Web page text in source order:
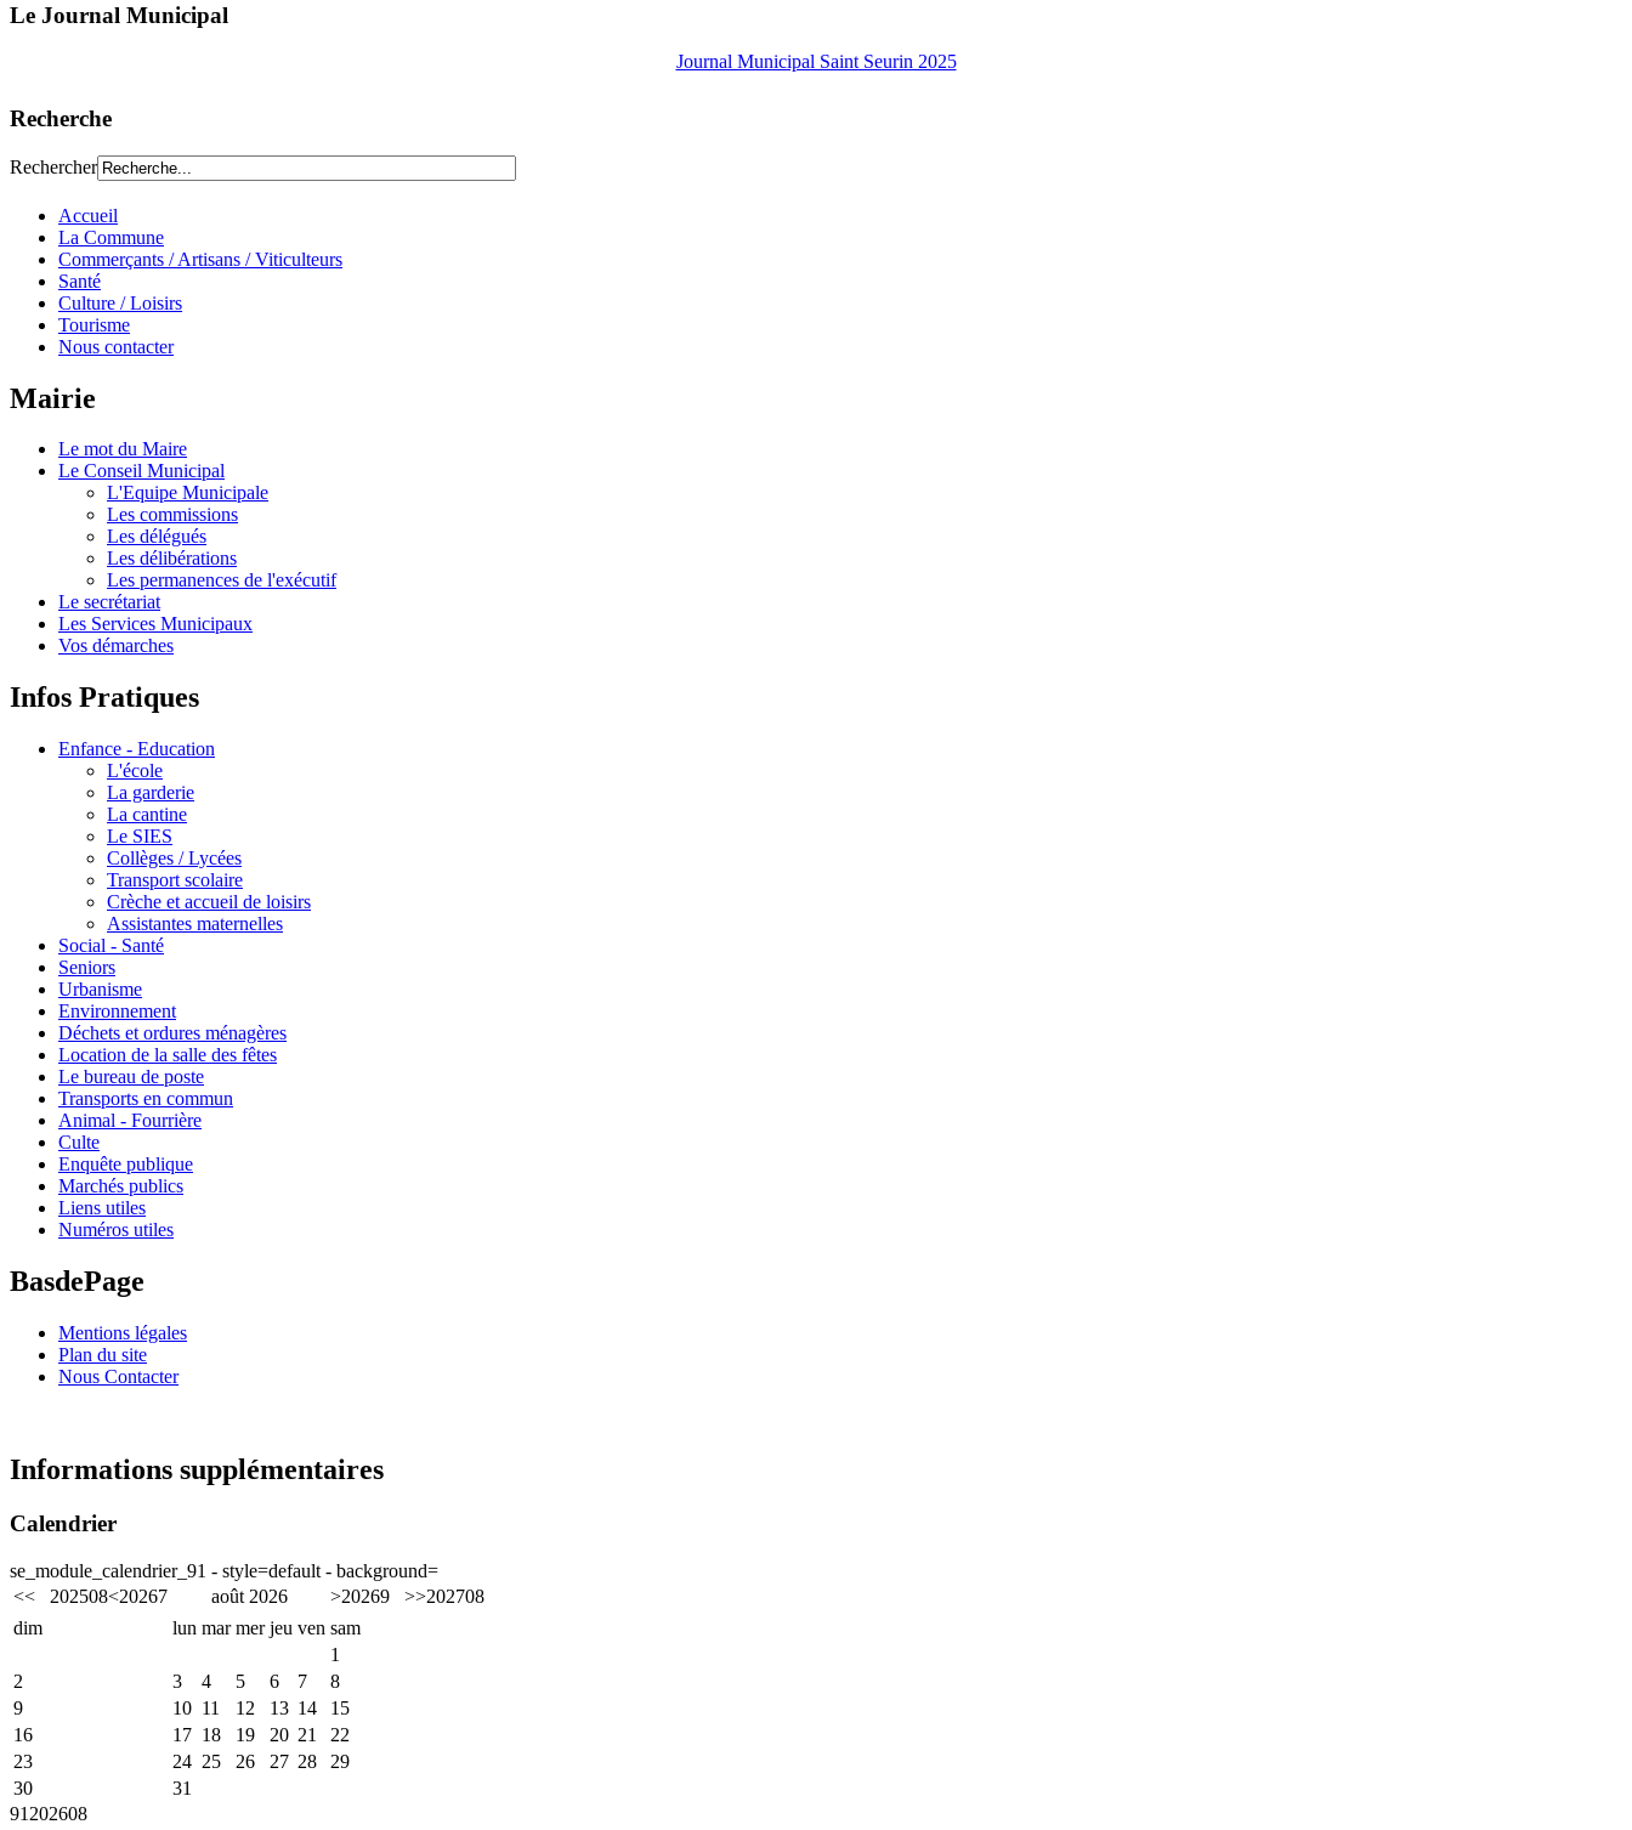
Le Journal Municipal
Journal Municipal Saint Seurin 2025
Recherche
Rechercher
Accueil
La Commune
Commerçants / Artisans / Viticulteurs
Santé
Culture / Loisirs
Tourisme
Nous contacter
Mairie
Le mot du Maire
Le Conseil Municipal
L'Equipe Municipale
Les commissions
Les délégués
Les délibérations
Les permanences de l'exécutif
Le secrétariat
Les Services Municipaux
Vos démarches
Infos Pratiques
Enfance - Education
L'école
La garderie
La cantine
Le SIES
Collèges / Lycées
Transport scolaire
Crèche et accueil de loisirs
Assistantes maternelles
Social - Santé
Seniors
Urbanisme
Environnement
Déchets et ordures ménagères
Location de la salle des fêtes
Le bureau de poste
Transports en commun
Animal - Fourrière
Culte
Enquête publique
Marchés publics
Liens utiles
Numéros utiles
BasdePage
Mentions légales
Plan du site
Nous Contacter
Informations supplémentaires
Calendrier
se_module_calendrier_91 - style=default - background=
<< 202508<20267 août 2026 >20269 >>202708
dim
lun mar mer jeu ven sam
1
2
3 4 5 6 7
8
9
10 11 12 13 14
15
16
17 18 19 20 21
22
23
24 25 26 27 28
29
30
31
91 202608